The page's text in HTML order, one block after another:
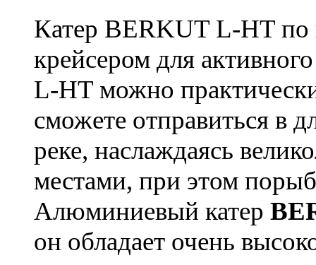
Катер BERKUT L-HT по
крейсером для
L-HT можно
сможете отправиться в
реке, наслаждаясь
местами, при этом
Алюминиевый катер
он обладает очень